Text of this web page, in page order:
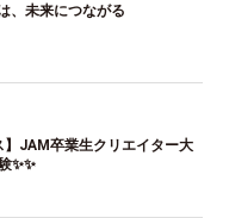
、未来につながる
】JAM卒業生クリエイター大
✨✨